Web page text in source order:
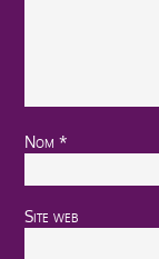
Nom*
Site web